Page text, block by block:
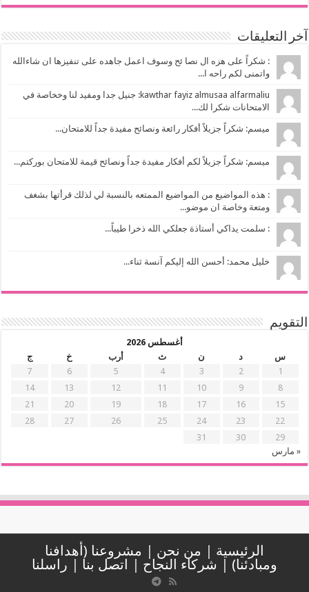
آخر التعليقات
: شكراً على هزه ال نصا ئح وسوف اعمل جاهده على تنفيزها ان شاءالله
واتمنى لكم راحه ا...
kawthar fayiz almusaa alfarmaliu: جنيل جدا ومفيد لنا وخخاصة في
الامتحانات شكرا لك...
ميسم: شكراً جزيلاً أفكار رائعة ونصائح مفيدة جداً للامتحان...
ميسم: شكراً جزيلاً لكم أفكار مفيدة جداً ونصائح قيمة للامتحان بوركتم...
: هذه المواضيع من المواضيع الممتعه بالنسبة لي لذلك قرأتها بشغف
ومتعة وخاصة ان موضو...
: سلمت يداكي أستاذة جعلكي الله ذخرا طيباً...
خليل محمد: أحسن الله إليكم آنسة ثناء...
التقويم
أغسطس 2026
س
د ن ث أرب خ
ج
1
2
3
4
5
6
7
8
9
10
11
12
13
14
15
16
17
18
19
20
21
22
23
24
25
26
27
28
29
30
31
« مارس
الرئيسية من نحن
مشروعنا (أهدافنا
ومبادئنا)
شركاء النجاح اتصل بنا راسلنا